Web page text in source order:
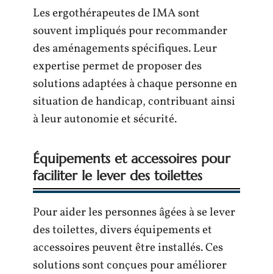
Les ergothérapeutes de IMA sont
souvent impliqués pour recommander
des aménagements spécifiques. Leur
expertise permet de proposer des
solutions adaptées à chaque personne en
situation de handicap, contribuant ainsi
à leur autonomie et sécurité.
Équipements et accessoires pour
faciliter le lever des toilettes
Pour aider les personnes âgées à se lever
des toilettes, divers équipements et
accessoires peuvent être installés. Ces
solutions sont conçues pour améliorer